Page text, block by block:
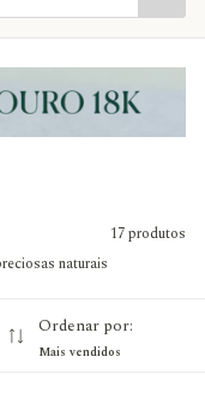
17 produtos
naturais
Ordenar por:
Mais vendidos